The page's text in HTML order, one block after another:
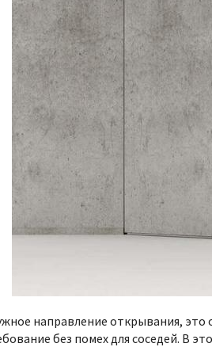
направление открывания,
без помех для соседей. В